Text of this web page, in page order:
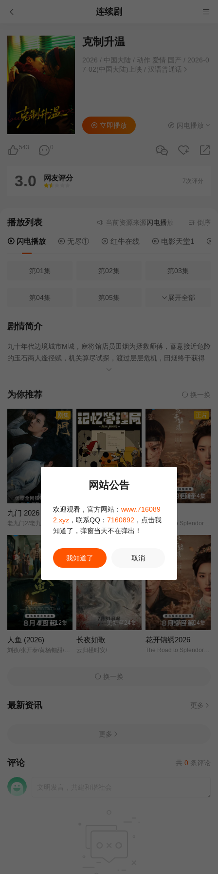
连续剧
克制升温
2026 / 中国大陆 / 动作 爱情 国产 / 2026-0
7-02(中国大陆)上映 / 汉语普通话
543 0
立即播放 闪电播放
3.0 网友评分
很差
较差还行推荐力荐
7次评分
播放列表 当前资源来源闪电播放- 无需安装任何
倒序
闪电播放 无尽① 红牛在线 电影天堂1
第01集 第02集 第03集
第04集 第05集 第06集
第09集
第12集 第13集 第14集
第23集 第24集 第07集
第08集 第15集 第16集
展开全部
剧情简介
九十年代边境城市M城，麻将馆店员田烟为拯救师傅，蓄意接近危险
的玉石商人逄径赋，机关算尽试探，渡过层层危机，田烟终于获得
了逄径赋的信任，二人却互相看见彼此的真心，于是爱不纯粹，恨
为你推荐 换一换
剧集
更新至21集
九门 2026
老九门2/老九门贰/
记忆管理局
记忆管理局/动画剧集/记忆管理局/长篇动画版/False Memory/Memory Management Bureau/
正片
更新至4集
花开锦绣
The Road to Splendor/Escape to Your Heart/
更新至12集
人鱼 (2026)
更新至24集
长夜如歌
云归槿时安/
更新至第04集
花开锦绣2026
The Road to Splendor/Escape to Your Heart/
换一换
最新资讯 更多
更多
评论 共 0 条评论
网站公告
欢迎观看，官方网站： www.716089
2.xyz ，联系QQ： 7160892 ，点击我
知道了，弹窗当天不在弹出！
我知道了 取消